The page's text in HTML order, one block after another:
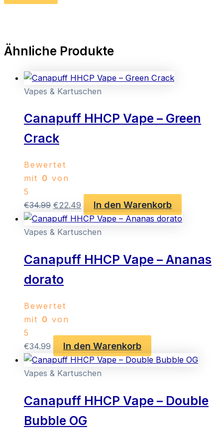
Ähnliche Produkte
Vapes & Kartuschen
Canapuff HHCP Vape – Green
Crack
Bewertet
mit 0 von
5
€34.99 Ursprünglicher
Preis
war:
€22.49 Aktueller
Preis
ist:
In den Warenkorb
Vapes & Kartuschen
Canapuff HHCP Vape – Ananas
dorato
Bewertet
mit 0 von
5
€34.99 In den Warenkorb
Vapes & Kartuschen
Canapuff HHCP Vape – Double
Bubble OG